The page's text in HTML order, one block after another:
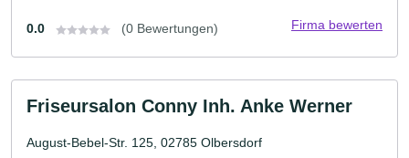
0.0 (0 Bewertungen) Firma bewerten
Friseursalon Conny Inh. Anke Werner
August-Bebel-Str. 125, 02785 Olbersdorf